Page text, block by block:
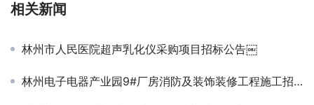
相关新闻
林州市人民医院超声乳化仪采购项目招标公告￼
林州电子电器产业园9#厂房消防及装饰装修工程施工招标公告 ￼￼